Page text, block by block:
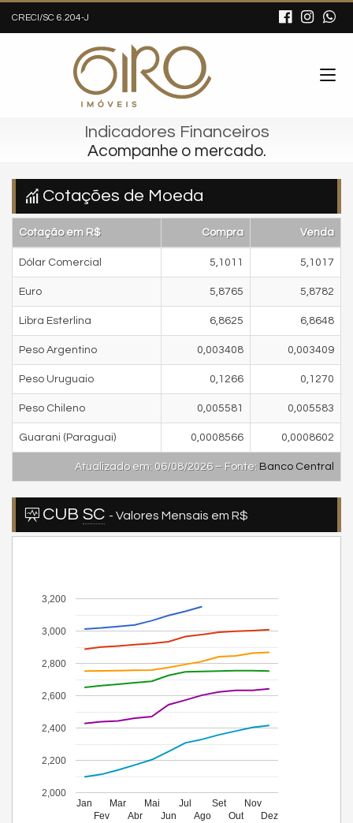
CRECI/SC 6.204-J
Indicadores Financeiros
Acompanhe o mercado.
Cotações de Moeda
Cotação em R$ Compra Venda
Atualizado em: 06/08/2026 – Fonte: Banco Central
Dólar Comercial 5,1011 5,1017
Euro 5,8765 5,8782
Libra Esterlina 6,8625 6,8648
Peso Argentino 0,003408 0,003409
Peso Uruguaio 0,1266 0,1270
Peso Chileno 0,005581 0,005583
Guarani (Paraguai) 0,0008566 0,0008602
CUB SC - Valores Mensais em R$
Jan
Fev
Mar
Abr
Mai
Jun
Jul
Ago
Set
Out
Nov
Dez
2,000
2,200
2,400
2,600
2,800
3,000
3,200